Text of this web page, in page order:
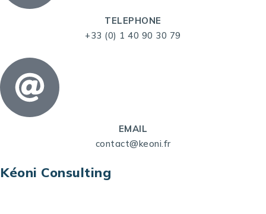
TELEPHONE
+33 (0) 1 40 90 30 79
EMAIL
contact@keoni.fr
Kéoni Consulting